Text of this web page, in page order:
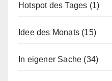
Hotspot des Tages (1)
Idee des Monats (15)
In eigener Sache (34)